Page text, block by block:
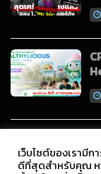
เว็บไซต์ของเรามี
ดีที่สุดสำหรับคุณ ห